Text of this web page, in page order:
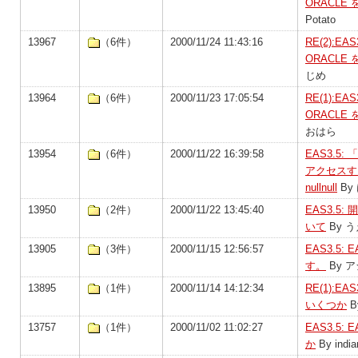
ORACLE
Potato
13967
（6件） 2000/11/24 11:43:16
ORACLE
じめ
13964
（6件） 2000/11/23 17:05:54
ORACLE
おはら
13954
（6件） 2000/11/22 16:39:58
EAS3.5:
アクセス
nullnull
By
13950
（2件） 2000/11/22 13:45:40
EAS3.5:
いて By う
13905
（3件） 2000/11/15 12:56:57
EAS3.5:
す。
By
13895
（1件） 2000/11/14 14:12:34
いくつか
13757
（1件） 2000/11/02 11:02:27
EAS3.5:
か By